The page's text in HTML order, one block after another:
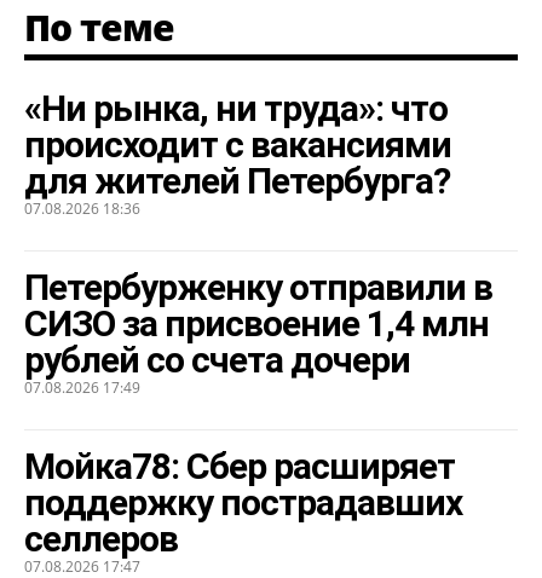
По теме
«Ни рынка, ни труда»: что
происходит с вакансиями
для жителей Петербурга?
07.08.2026 18:36
Петербурженку отправили в
СИЗО за присвоение 1,4 млн
рублей со счета дочери
07.08.2026 17:49
Мойка78: Сбер расширяет
поддержку пострадавших
селлеров
07.08.2026 17:47